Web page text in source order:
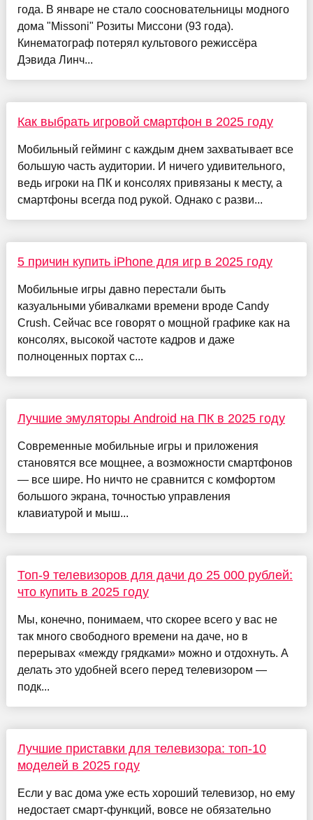
года. В январе не стало соосновательницы модного
дома "Missoni" Розиты Миссони (93 года).
Кинематограф потерял культового режиссёра
Дэвида Линч...
Как выбрать игровой смартфон в 2025 году
Мобильный гейминг с каждым днем захватывает все
большую часть аудитории. И ничего удивительного,
ведь игроки на ПК и консолях привязаны к месту, а
смартфоны всегда под рукой. Однако с разви...
5 причин купить iPhone для игр в 2025 году
Мобильные игры давно перестали быть
казуальными убивалками времени вроде Candy
Crush. Сейчас все говорят о мощной графике как на
консолях, высокой частоте кадров и даже
полноценных портах с...
Лучшие эмуляторы Android на ПК в 2025 году
Современные мобильные игры и приложения
становятся все мощнее, а возможности смартфонов
— все шире. Но ничто не сравнится с комфортом
большого экрана, точностью управления
клавиатурой и мыш...
Топ-9 телевизоров для дачи до 25 000 рублей:
что купить в 2025 году
Мы, конечно, понимаем, что скорее всего у вас не
так много свободного времени на даче, но в
перерывах «между грядками» можно и отдохнуть. А
делать это удобней всего перед телевизором —
подк...
Лучшие приставки для телевизора: топ-10
моделей в 2025 году
Если у вас дома уже есть хороший телевизор, но ему
недостает смарт-функций, вовсе не обязательно